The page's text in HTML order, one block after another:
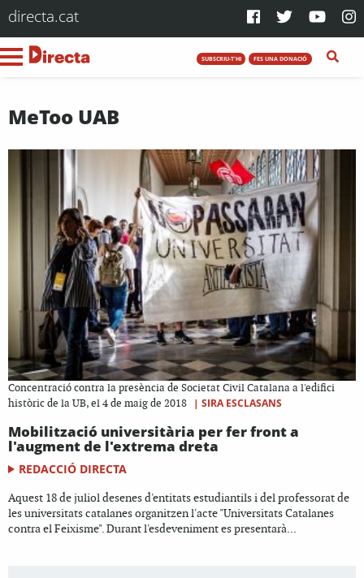
directa.cat
SUBSCRIU-T'HI FES UNA DONACIÓ
MeToo UAB
Concentració contra la presència de Societat Civil Catalana a l'edifici
històric de la UB, el 4 de maig de 2018
| SIRA ESCLASANS
Mobilització universitària per fer front a
l'augment de l'extrema dreta
REDACCIÓ DIRECTA
Aquest 18 de juliol desenes d'entitats estudiantils i del professorat de
les universitats catalanes organitzen l'acte "Universitats Catalanes
contra el Feixisme". Durant l'esdeveniment es presentarà...